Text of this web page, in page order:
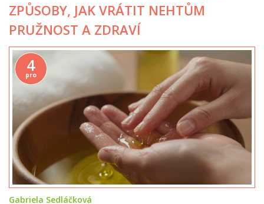
ZPŮSOBY, JAK VRÁTIT NEHTŮM
PRUŽNOST A ZDRAVÍ
4
pro
Gabriela Sedláčková